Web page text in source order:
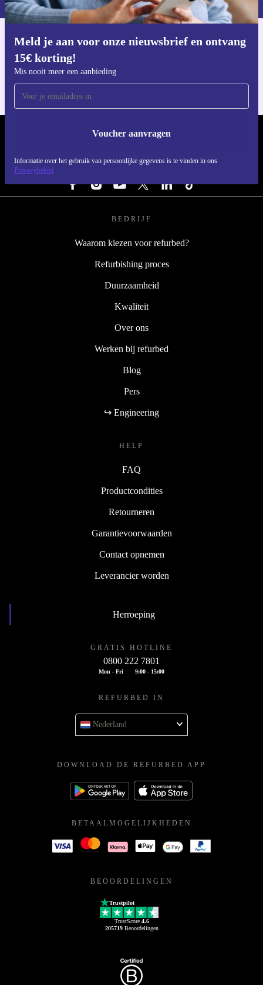
Meld je aan voor onze nieuwsbrief en ontvang
15€ korting!
Mis nooit meer een aanbieding
Voucher aanvragen
Informatie over het gebruik van persoonlijke gegevens is te vinden in ons
Privacybeleid
Download de refurbed app
REFURBED NEDERLAND - RETHINK NEW.
VOLG ONS
BEDRIJF
Waarom kiezen voor refurbed?
Refurbishing proces
Duurzaamheid
Kwaliteit
Over ons
Werken bij refurbed
Blog
Pers
↪ Engineering
HELP
FAQ
Productcondities
Retourneren
Garantievoorwaarden
Contact opnemen
Leverancier worden
Herroeping
GRATIS HOTLINE
0800 222 7801
Mon - Fri 9:00 - 15:00
REFURBED IN
Nederland
DOWNLOAD DE REFURBED APP
BETAALMOGELIJKHEDEN
BEOORDELINGEN
Trustpilot
TrustScore 4.6
205719Beoordelingen